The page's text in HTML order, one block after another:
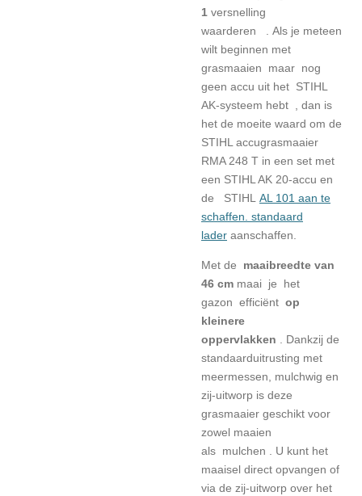
1 versnelling
waarderen
Als je meteen
wilt beginnen met
grasmaaien
maar nog
geen accu uit het STIHL
AK-systeem hebt , dan is
het de moeite waard om de
STIHL accugrasmaaier
RMA 248 T in een set met
een STIHL AK 20-accu en
de
STIHL AL 101 aan te
schaffen. standaard
lader aanschaffen.
Met de
maaibreedte van
46 cm maai je
het
gazon efficiënt op
kleinere
oppervlakken
Dankzij de
standaarduitrusting met
meermessen, mulchwig en
zij-uitworp is deze
grasmaaier geschikt voor
zowel maaien
als mulchen
U kunt het
maaisel direct opvangen of
via de zij-uitworp over het